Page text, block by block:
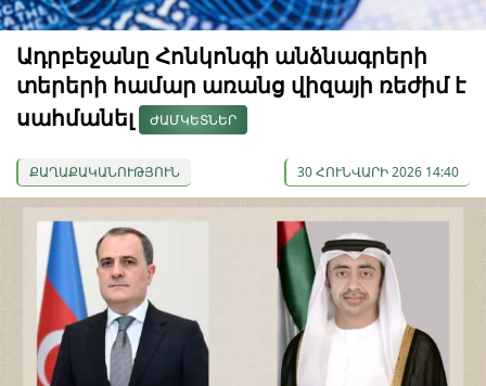
Ադրբեջանը Հոնկոնգի անձնագրերի
տերերի համար առանց վիզայի ռեժիմ է
սահմանել
ԺԱՄԿԵՏՆԵՐ
ՔԱՂԱՔԱԿԱՆՈՒԹՅՈՒՆ 30 ՀՈՒՆՎԱՐԻ 2026 14:40